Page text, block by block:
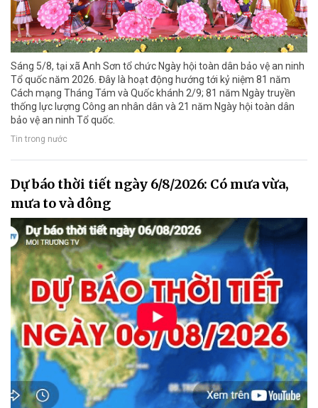
Sáng 5/8, tại xã Anh Sơn tổ chức Ngày hội toàn dân bảo vệ an ninh
Tổ quốc năm 2026. Đây là hoạt động hướng tới kỷ niệm 81 năm
Cách mạng Tháng Tám và Quốc khánh 2/9; 81 năm Ngày truyền
thống lực lượng Công an nhân dân và 21 năm Ngày hội toàn dân
bảo vệ an ninh Tổ quốc.
Tin trong nước
Dự báo thời tiết ngày 6/8/2026: Có mưa vừa,
mưa to và dông